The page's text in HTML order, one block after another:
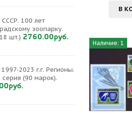
В
Наличие: 1
СССР. 100 лет
зоопарку.
шт.) 2760.00руб.
2023 г.г. Регионы.
серия (90 марок).